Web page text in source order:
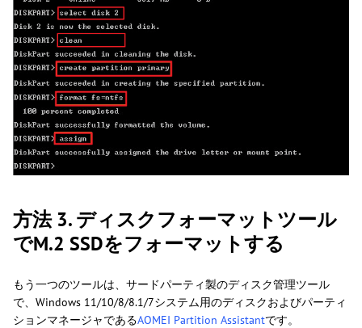
方法 3. ディスクフォーマットツール
でM.2 SSDをフォーマットする
もう一つのツールは、サードパーティ製のディスク管理ツール
で、Windows 11/10/8/8.1/7システム用のディスクおよびパーティ
ションマネージャであるAOMEI Partition Assistantです。